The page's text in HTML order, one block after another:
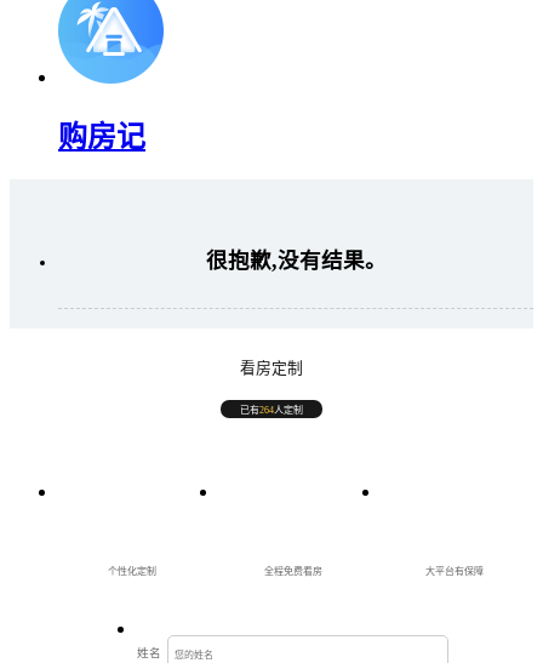
购房记
很抱歉,没有结果。
看房定制
已有264人定制
个性化定制 全程免费看房 大平台有保障
姓名